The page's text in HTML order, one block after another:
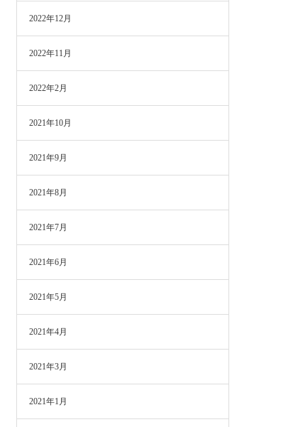
2022年12月
2022年11月
2022年2月
2021年10月
2021年9月
2021年8月
2021年7月
2021年6月
2021年5月
2021年4月
2021年3月
2021年1月